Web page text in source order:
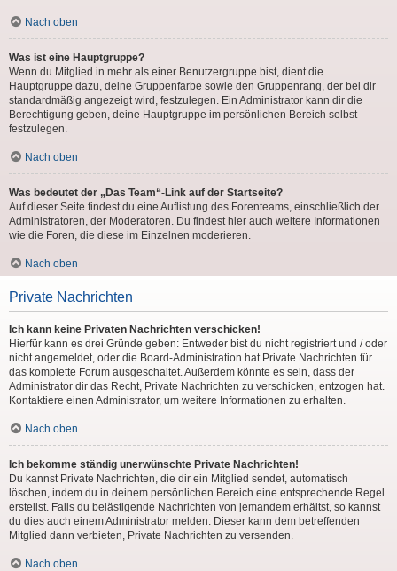
Nach oben
Was ist eine Hauptgruppe?
Wenn du Mitglied in mehr als einer Benutzergruppe bist, dient die
Hauptgruppe dazu, deine Gruppenfarbe sowie den Gruppenrang, der bei dir
standardmäßig angezeigt wird, festzulegen. Ein Administrator kann dir die
Berechtigung geben, deine Hauptgruppe im persönlichen Bereich selbst
festzulegen.
Nach oben
Was bedeutet der „Das Team“-Link auf der Startseite?
Auf dieser Seite findest du eine Auflistung des Forenteams, einschließlich der
Administratoren, der Moderatoren. Du findest hier auch weitere Informationen
wie die Foren, die diese im Einzelnen moderieren.
Nach oben
Private Nachrichten
Ich kann keine Privaten Nachrichten verschicken!
Hierfür kann es drei Gründe geben: Entweder bist du nicht registriert und / oder
nicht angemeldet, oder die Board-Administration hat Private Nachrichten für
das komplette Forum ausgeschaltet. Außerdem könnte es sein, dass der
Administrator dir das Recht, Private Nachrichten zu verschicken, entzogen hat.
Kontaktiere einen Administrator, um weitere Informationen zu erhalten.
Nach oben
Ich bekomme ständig unerwünschte Private Nachrichten!
Du kannst Private Nachrichten, die dir ein Mitglied sendet, automatisch
löschen, indem du in deinem persönlichen Bereich eine entsprechende Regel
erstellst. Falls du belästigende Nachrichten von jemandem erhältst, so kannst
du dies auch einem Administrator melden. Dieser kann dem betreffenden
Mitglied dann verbieten, Private Nachrichten zu versenden.
Nach oben